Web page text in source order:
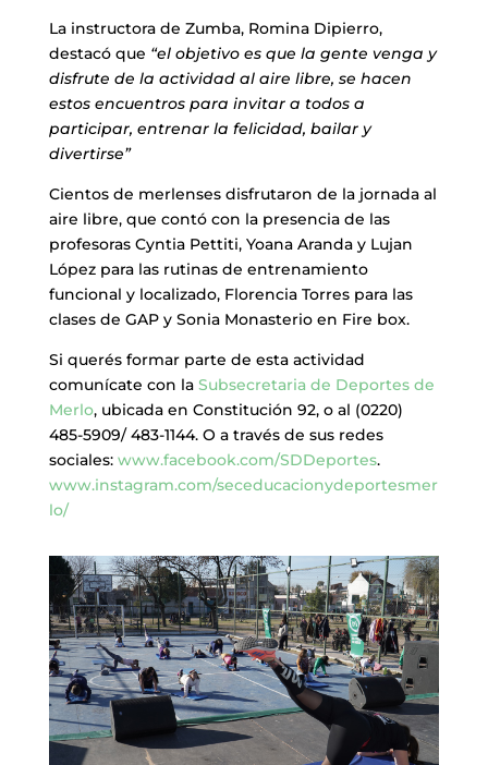
La instructora de Zumba, Romina Dipierro,
destacó que “el objetivo es que la gente venga y
disfrute de la actividad al aire libre, se hacen
estos encuentros para invitar a todos a
participar, entrenar la felicidad, bailar y
divertirse”
Cientos de merlenses disfrutaron de la jornada al
aire libre, que contó con la presencia de las
profesoras Cyntia Pettiti, Yoana Aranda y Lujan
López para las rutinas de entrenamiento
funcional y localizado, Florencia Torres para las
clases de GAP y Sonia Monasterio en Fire box.
Si querés formar parte de esta actividad
comunícate con la Subsecretaria de Deportes de
Merlo, ubicada en Constitución 92, o al (0220)
485-5909/ 483-1144. O a través de sus redes
sociales: www.facebook.com/SDDeportes.
www.instagram.com/seceducacionydeportesmer
lo/